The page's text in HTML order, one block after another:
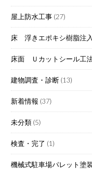
屋上防水工事 (27)
床 浮きエポキシ樹脂注
床面 Ｕカットシール工
建物調査・診断 (13)
新着情報 (37)
未分類 (5)
検査・完了 (1)
機械式駐車場パレット塗